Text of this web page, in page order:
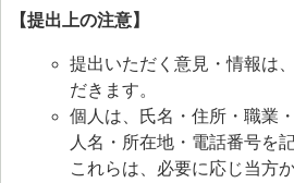
【提出上の注意】
提出いただく意見・情報は
だきます。
個人は、氏名・住所・職業
人名・所在地・電話番号を
これらは、必要に応じ当方